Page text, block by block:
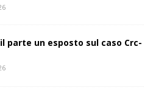
parte un esposto sul caso Crc-